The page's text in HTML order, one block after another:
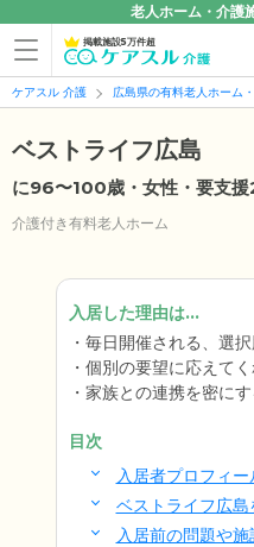
老人ホーム・介護
掲載施設5万件超
ケアスル 介護 広島県の有料老人ホーム
ベストライフ広島
に96〜100歳・女性・要支
介護付き有料老人ホーム
入居した理由は...
毎日開催される、選
個別の要望に応えて
家族との連携を密に
目次
入居者プロフィー
ベストライフ広
入居前の問題や